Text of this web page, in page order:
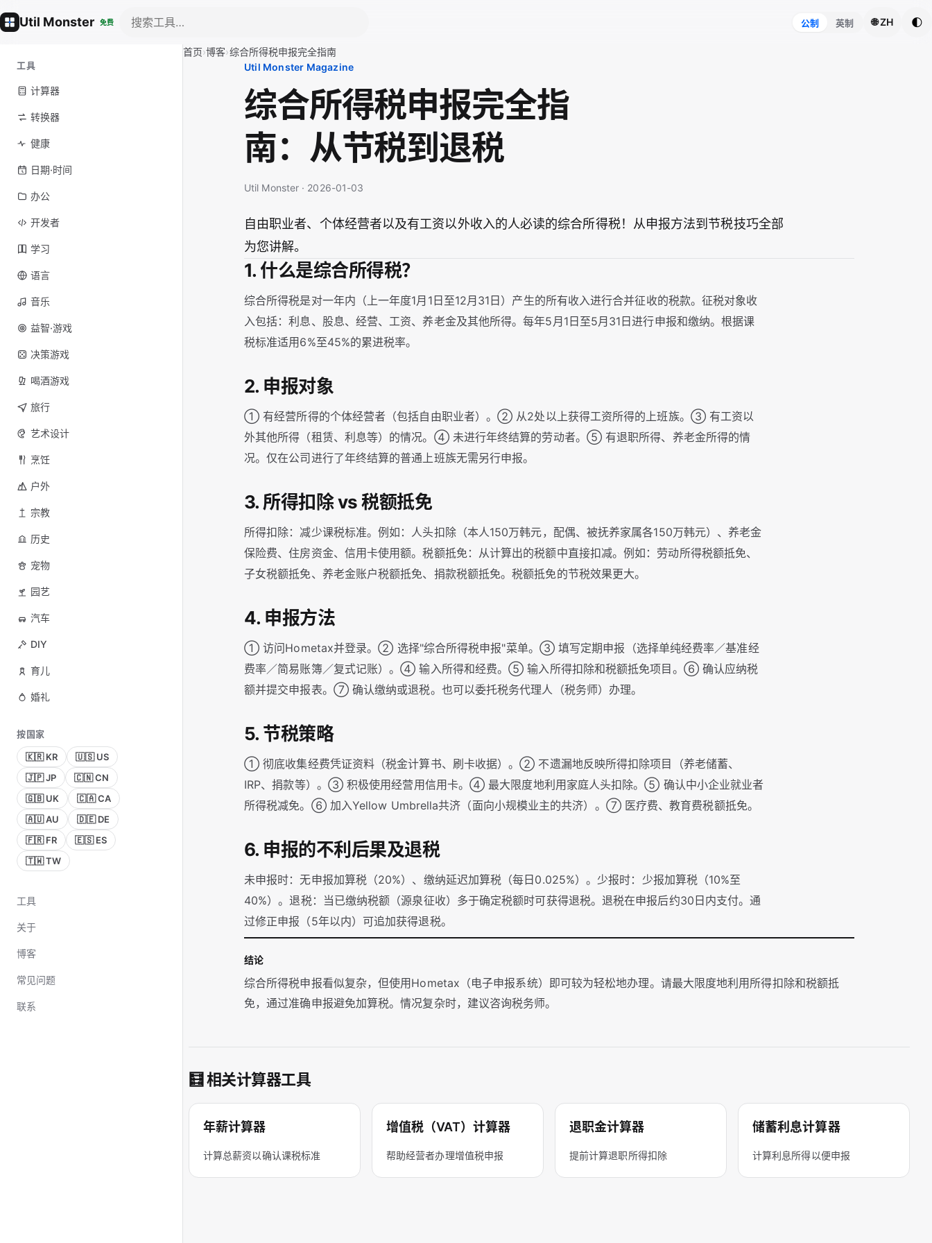
Util Monster 免费 公制 英制 🌐 ZH 🌓
工具
计算器
转换器
健康
日期·时间
办公
开发者
学习
语言
音乐
益智·游戏
决策游戏
喝酒游戏
旅行
艺术设计
烹饪
户外
宗教
历史
宠物
园艺
汽车
DIY
育儿
婚礼
按国家
🇰🇷 KR
🇺🇸 US
🇯🇵 JP
🇨🇳 CN
🇬🇧 UK
🇨🇦 CA
🇦🇺 AU
🇩🇪 DE
🇫🇷 FR
🇪🇸 ES
🇹🇼 TW
工具
关于
博客
常见问题
联系
首页›博客›综合所得税申报完全指南
Util Monster Magazine
综合所得税申报完全指
南：从节税到退税
Util Monster · 2026-01-03
自由职业者、个体经营者以及有工资以外收入的人必读的综合所得税！从申报方法到节税技巧全部
为您讲解。
1. 什么是综合所得税？
综合所得税是对一年内（上一年度1月1日至12月31日）产生的所有收入进行合并征收的税款。征税对象收
入包括：利息、股息、经营、工资、养老金及其他所得。每年5月1日至5月31日进行申报和缴纳。根据课
税标准适用6%至45%的累进税率。
2. 申报对象
① 有经营所得的个体经营者（包括自由职业者）。② 从2处以上获得工资所得的上班族。③ 有工资以
外其他所得（租赁、利息等）的情况。④ 未进行年终结算的劳动者。⑤ 有退职所得、养老金所得的情
况。仅在公司进行了年终结算的普通上班族无需另行申报。
3. 所得扣除 vs 税额抵免
所得扣除：减少课税标准。例如：人头扣除（本人150万韩元，配偶、被抚养家属各150万韩元）、养老金
保险费、住房资金、信用卡使用额。税额抵免：从计算出的税额中直接扣减。例如：劳动所得税额抵免、
子女税额抵免、养老金账户税额抵免、捐款税额抵免。税额抵免的节税效果更大。
4. 申报方法
① 访问Hometax并登录。② 选择"综合所得税申报"菜单。③ 填写定期申报（选择单纯经费率／基准经
费率／简易账簿／复式记账）。④ 输入所得和经费。⑤ 输入所得扣除和税额抵免项目。⑥ 确认应纳税
额并提交申报表。⑦ 确认缴纳或退税。也可以委托税务代理人（税务师）办理。
5. 节税策略
① 彻底收集经费凭证资料（税金计算书、刷卡收据）。② 不遗漏地反映所得扣除项目（养老储蓄、
IRP、捐款等）。③ 积极使用经营用信用卡。④ 最大限度地利用家庭人头扣除。⑤ 确认中小企业就业者
所得税减免。⑥ 加入Yellow Umbrella共济（面向小规模业主的共济）。⑦ 医疗费、教育费税额抵免。
6. 申报的不利后果及退税
未申报时：无申报加算税（20%）、缴纳延迟加算税（每日0.025%）。少报时：少报加算税（10%至
40%）。退税：当已缴纳税额（源泉征收）多于确定税额时可获得退税。退税在申报后约30日内支付。通
过修正申报（5年以内）可追加获得退税。
结论
综合所得税申报看似复杂，但使用Hometax（电子申报系统）即可较为轻松地办理。请最大限度地利用所得扣除和税额抵
免，通过准确申报避免加算税。情况复杂时，建议咨询税务师。
🧮 相关计算器工具
年薪计算器
计算总薪资以确认课税标准
增值税（VAT）计算器
帮助经营者办理增值税申报
退职金计算器
提前计算退职所得扣除
储蓄利息计算器
计算利息所得以便申报